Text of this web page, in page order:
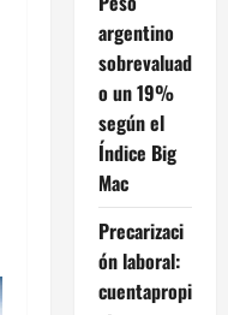
argentino
sobrevaluad
o un 19%
según el
Índice Big
Mac
Precarizaci
ón laboral:
cuentapropi